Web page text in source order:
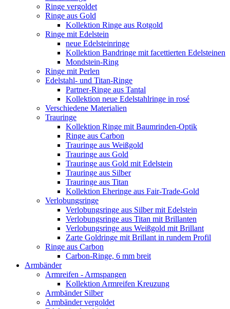
Ringe vergoldet
Ringe aus Gold
Kollektion Ringe aus Rotgold
Ringe mit Edelstein
neue Edelsteinringe
Kollektion Bandringe mit facettierten Edelsteinen
Mondstein-Ring
Ringe mit Perlen
Edelstahl- und Titan-Ringe
Partner-Ringe aus Tantal
Kollektion neue Edelstahlringe in rosé
Verschiedene Materialien
Trauringe
Kollektion Ringe mit Baumrinden-Optik
Ringe aus Carbon
Trauringe aus Weißgold
Trauringe aus Gold
Trauringe aus Gold mit Edelstein
Trauringe aus Silber
Trauringe aus Titan
Kollektion Eheringe aus Fair-Trade-Gold
Verlobungsringe
Verlobungsringe aus Silber mit Edelstein
Verlobungsringe aus Titan mit Brillanten
Verlobungsringe aus Weißgold mit Brillant
Zarte Goldringe mit Brillant in rundem Profil
Ringe aus Carbon
Carbon-Ringe, 6 mm breit
Armbänder
Armreifen - Armspangen
Kollektion Armreifen Kreuzung
Armbänder Silber
Armbänder vergoldet